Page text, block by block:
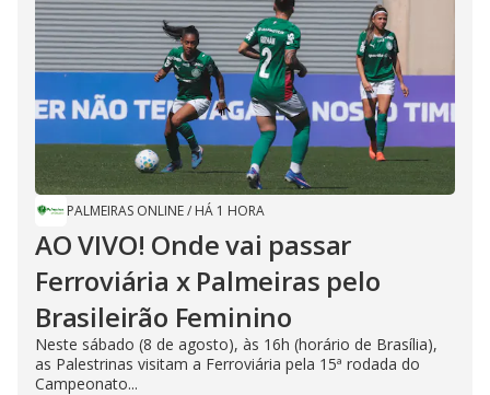
PALMEIRAS ONLINE/ HÁ 1 HORA
AO VIVO! Onde vai passar
Ferroviária x Palmeiras pelo
Brasileirão Feminino
Neste sábado (8 de agosto), às 16h (horário de Brasília),
as Palestrinas visitam a Ferroviária pela 15ª rodada do
Campeonato...